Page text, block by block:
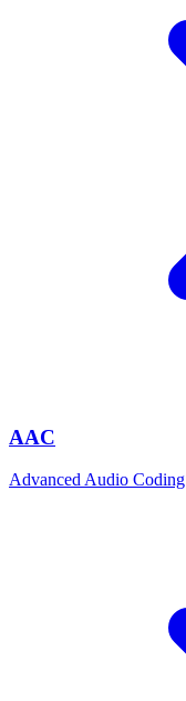
AAC
Advanced Audio Coding